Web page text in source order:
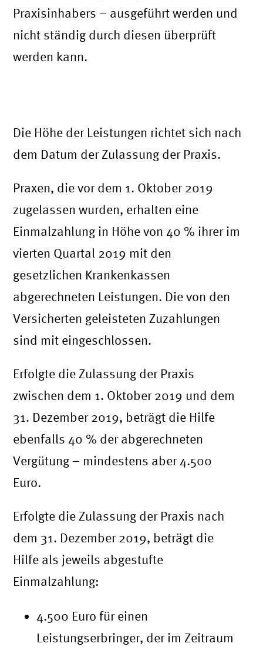
Praxisinhabers – ausgeführt werden und
nicht ständig durch diesen überprüft
werden kann.
Die Höhe der Leistungen richtet sich nach
dem Datum der Zulassung der Praxis.
Praxen, die vor dem 1. Oktober 2019
zugelassen wurden, erhalten eine
Einmalzahlung in Höhe von 40 % ihrer im
vierten Quartal 2019 mit den
gesetzlichen Krankenkassen
abgerechneten Leistungen. Die von den
Versicherten geleisteten Zuzahlungen
sind mit eingeschlossen.
Erfolgte die Zulassung der Praxis
zwischen dem 1. Oktober 2019 und dem
31. Dezember 2019, beträgt die Hilfe
ebenfalls 40 % der abgerechneten
Vergütung – mindestens aber 4.500
Euro.
Erfolgte die Zulassung der Praxis nach
dem 31. Dezember 2019, beträgt die
Hilfe als jeweils abgestufte
Einmalzahlung:
4.500 Euro für einen
Leistungserbringer, der im Zeitraum